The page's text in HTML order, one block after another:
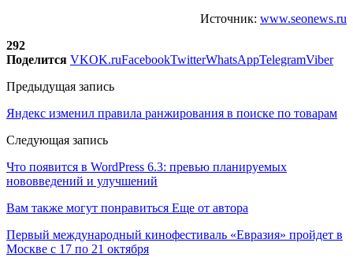
Источник: www.seonews.ru
292
Поделится VKOK.ruFacebookTwitterWhatsAppTelegramViber
Предыдущая запись
Яндекс изменил правила ранжирования в поиске по товарам
Следующая запись
Что появится в WordPress 6.3: превью планируемых
нововведений и улучшений
Вам также могут понравиться Еще от автора
Первый международный кинофестиваль «Евразия» пройдет в
Москве с 17 по 21 октября